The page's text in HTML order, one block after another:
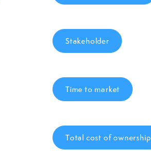
Stakeholder
Time to market
Total cost of ownership